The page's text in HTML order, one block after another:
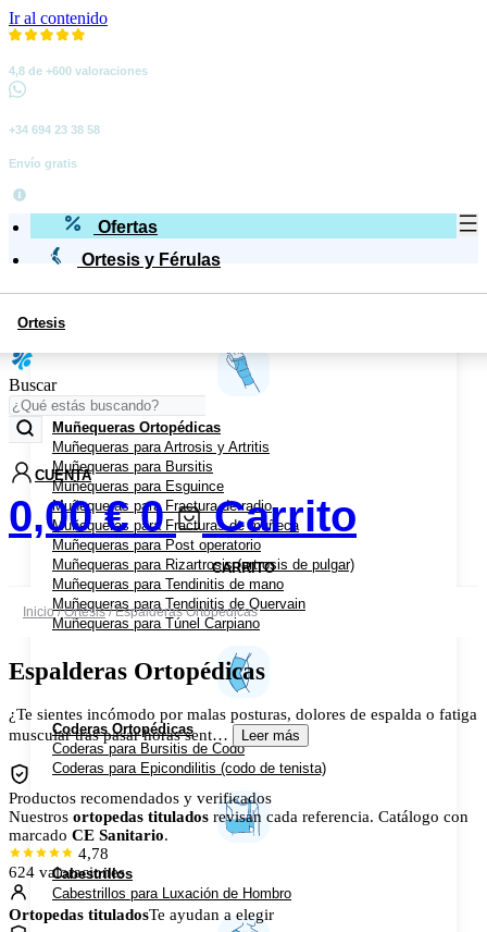
Ir al contenido
4,8 de +600 valoraciones
+34 694 23 38 58
Envío gratis
Ofertas
Ortesis y Férulas
Ortesis
Miembro Superior
Muñequeras Ortopédicas
Muñequeras para Artrosis y Artritis
Muñequeras para Bursitis
Muñequeras para Esguince
Muñequeras para Fractura de radio
Muñequeras para Fracturas de muñeca
Muñequeras para Post operatorio
Muñequeras para Rizartrosis (artrosis de pulgar)
Muñequeras para Tendinitis de mano
Muñequeras para Tendinitis de Quervain
Muñequeras para Túnel Carpiano
Coderas Ortopédicas
Coderas para Bursitis de Codo
Coderas para Epicondilitis (codo de tenista)
Cabestrillos
Cabestrillos para Luxación de Hombro
Buscar
CUENTA
0,00€ 0 Carrito
CARRITO
Inicio/Ortesis/ Espalderas Ortopédicas
Espalderas Ortopédicas
¿Te sientes incómodo por malas posturas, dolores de espalda o fatiga
muscular tras pasar horas sent…
Leer más
Productos recomendados y verificados
Nuestros ortopedas titulados revisan cada referencia. Catálogo con
marcado CE Sanitario.
4,78
624 valoraciones
Ortopedas tituladosTe ayudan a elegir